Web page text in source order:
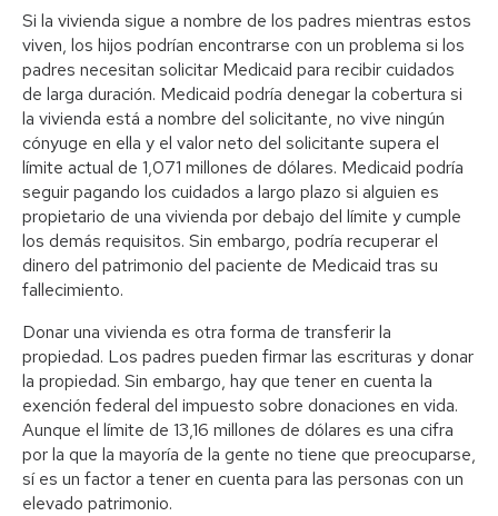
Si la vivienda sigue a nombre de los padres mientras estos
viven, los hijos podrían encontrarse con un problema si los
padres necesitan solicitar Medicaid para recibir cuidados
de larga duración. Medicaid podría denegar la cobertura si
la vivienda está a nombre del solicitante, no vive ningún
cónyuge en ella y el valor neto del solicitante supera el
límite actual de 1,071 millones de dólares. Medicaid podría
seguir pagando los cuidados a largo plazo si alguien es
propietario de una vivienda por debajo del límite y cumple
los demás requisitos. Sin embargo, podría recuperar el
dinero del patrimonio del paciente de Medicaid tras su
fallecimiento.
Donar una vivienda es otra forma de transferir la
propiedad. Los padres pueden firmar las escrituras y donar
la propiedad. Sin embargo, hay que tener en cuenta la
exención federal del impuesto sobre donaciones en vida.
Aunque el límite de 13,16 millones de dólares es una cifra
por la que la mayoría de la gente no tiene que preocuparse,
sí es un factor a tener en cuenta para las personas con un
elevado patrimonio.